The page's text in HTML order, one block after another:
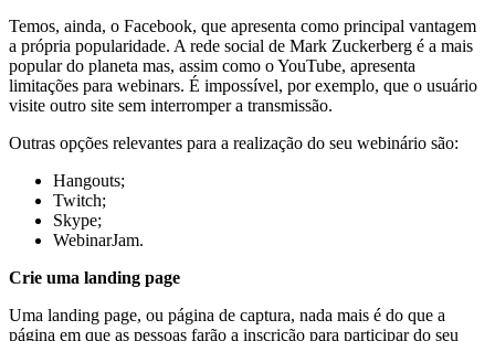
Temos, ainda, o Facebook, que apresenta como principal vantagem
a própria popularidade. A rede social de Mark Zuckerberg é a mais
popular do planeta mas, assim como o YouTube, apresenta
limitações para webinars. É impossível, por exemplo, que o usuário
visite outro site sem interromper a transmissão.
Outras opções relevantes para a realização do seu webinário são:
Hangouts;
Twitch;
Skype;
WebinarJam.
Crie uma landing page
Uma landing page, ou página de captura, nada mais é do que a
página em que as pessoas farão a inscrição para participar do seu